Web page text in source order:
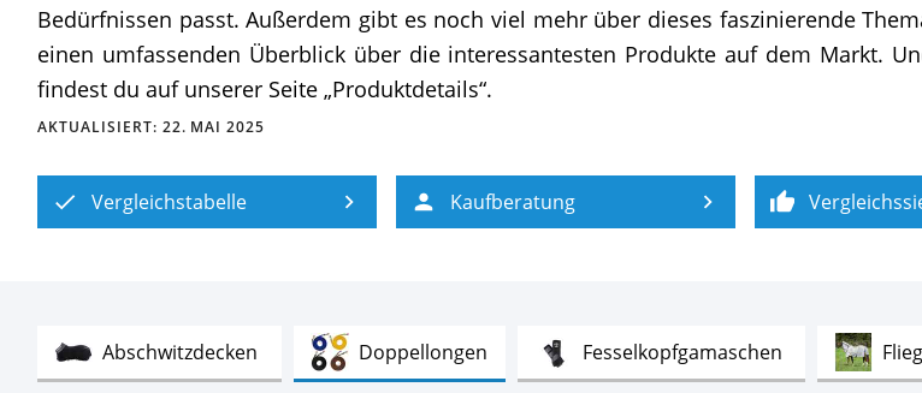
Bedürfnissen passt. Außerdem gibt es noch viel mehr über dieses faszinierende
einen umfassenden Überblick über die interessantesten Produkte auf dem Markt.
findest du auf unserer Seite „Produktdetails“.
AKTUALISIERT: 22. MAI 2025
Vergleichstabelle Kaufberatung
Abschwitzdecken Doppellongen Fesselkopfgamaschen